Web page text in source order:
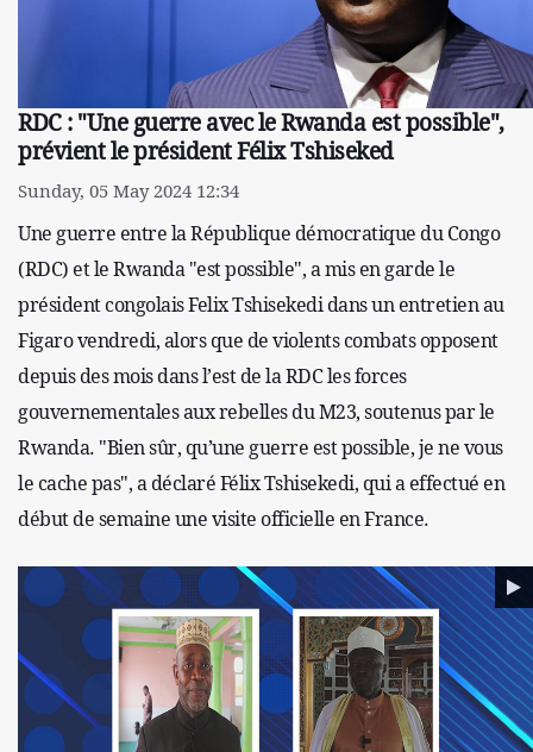
RDC : "Une guerre avec le Rwanda est possible",
prévient le président Félix Tshiseked
Sunday, 05 May 2024 12:34
Une guerre entre la République démocratique du Congo
(RDC) et le Rwanda "est possible", a mis en garde le
président congolais Felix Tshisekedi dans un entretien au
Figaro vendredi, alors que de violents combats opposent
depuis des mois dans l’est de la RDC les forces
gouvernementales aux rebelles du M23, soutenus par le
Rwanda. "Bien sûr, qu’une guerre est possible, je ne vous
le cache pas", a déclaré Félix Tshisekedi, qui a effectué en
début de semaine une visite officielle en France.